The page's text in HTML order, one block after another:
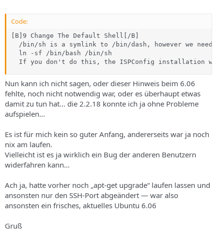
Code:
[B]9 Change The Default Shell[/B]
/bin/sh is a symlink to /bin/dash, however we
  ln -sf /bin/bash /bin/sh
If you don't do this, the ISPConfig installation
Nun kann ich nicht sagen, oder dieser Hinweis beim 6.06
fehlte, noch nicht notwendig war, oder es überhaupt etwas
damit zu tun hat… die 2.2.18 konnte ich ja ohne Probleme
aufspielen…
Es ist für mich kein so guter Anfang, andererseits war ja noch
nix am laufen.
Vielleicht ist es ja wirklich ein Bug der anderen Benutzern
widerfahren kann…
Ach ja, hatte vorher noch „apt-get upgrade“ laufen lassen und
ansonsten nur den SSH-Port abgeändert — war also
ansonsten ein frisches, aktuelles Ubuntu 6.06
Gruß